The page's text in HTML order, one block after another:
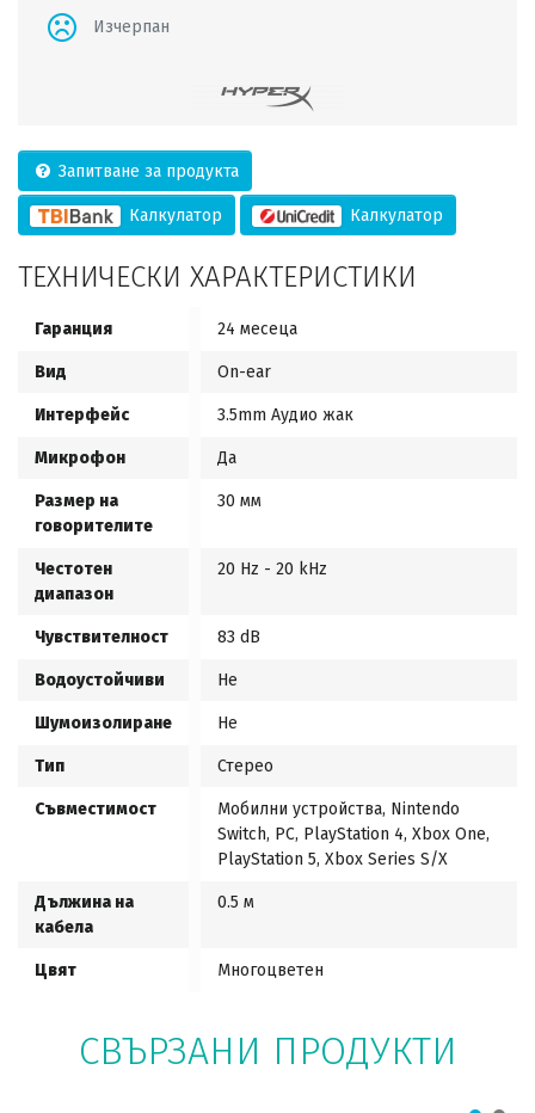
Изчерпан
Запитване за продукта
Калкулатор Калкулатор
ТЕХНИЧЕСКИ ХАРАКТЕРИСТИКИ
Гаранция 24 месеца
Вид On-ear
Интерфейс 3.5mm Аудио жак
Микрофон Да
Размер на
говорителите
30 мм
Честотен
диапазон
20 Hz - 20 kHz
Чувствителност 83 dB
Водоустойчиви Не
Шумоизолиране Не
Тип Стерео
Съвместимост
Мобилни устройства, Nintendo
Switch, PC, PlayStation 4, Xbox One,
PlayStation 5, Xbox Series S/X
Дължина на
кабела
0.5 м
Цвят Многоцветен
СВЪРЗАНИ ПРОДУКТИ